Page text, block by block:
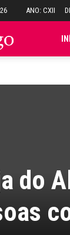
ANO: CXII
Folha
do